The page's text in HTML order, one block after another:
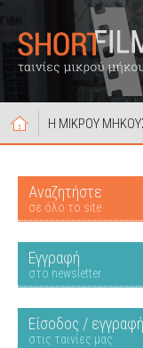
Η ΜΙΚΡΟΥ
Αναζητήστε
σε όλο το site
Εγγραφή
στο newsletter
Είσοδος / εγγραφή
στις ταινίες μας